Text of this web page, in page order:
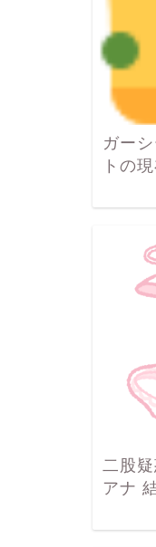
ガー
トの
二股
アナ